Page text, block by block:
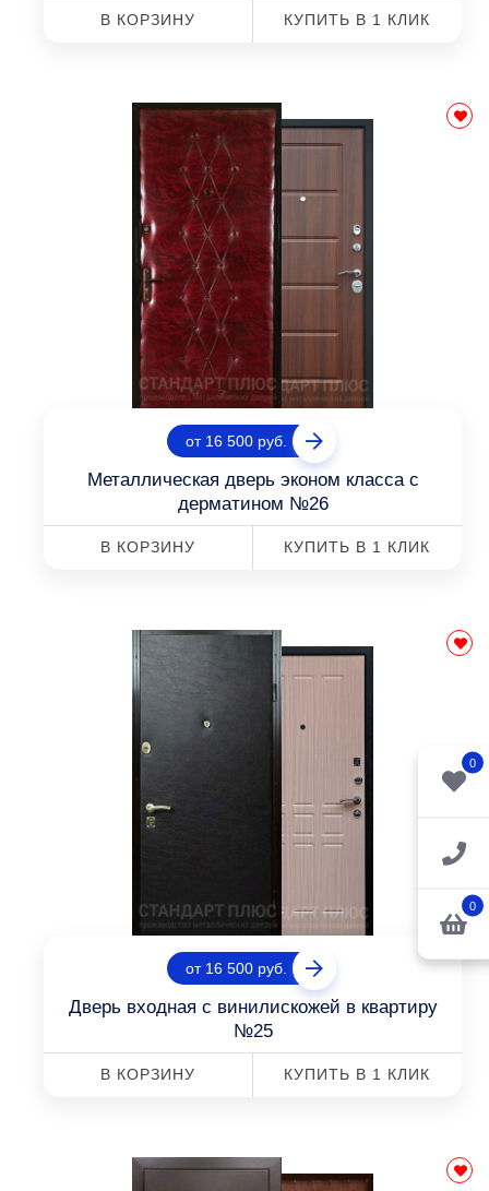
0
0
В КОРЗИНУ КУПИТЬ В 1 КЛИК
от 16 500 руб.
Металлическая дверь эконом класса с
дерматином №26
В КОРЗИНУ КУПИТЬ В 1 КЛИК
от 16 500 руб.
Дверь входная с винилискожей в квартиру
№25
В КОРЗИНУ КУПИТЬ В 1 КЛИК